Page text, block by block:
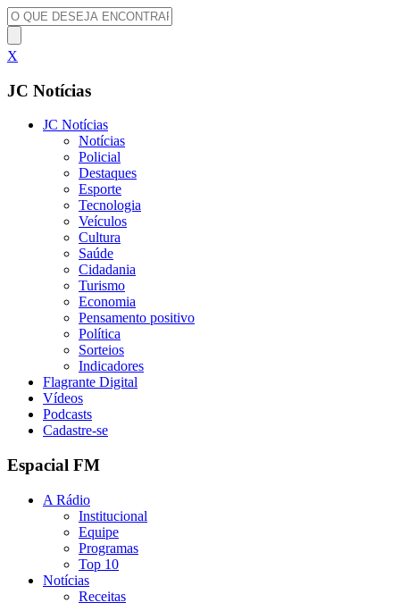
X
JC Notícias
JC Notícias
Notícias
Policial
Destaques
Esporte
Tecnologia
Veículos
Cultura
Saúde
Cidadania
Turismo
Economia
Pensamento positivo
Política
Sorteios
Indicadores
Flagrante Digital
Vídeos
Podcasts
Cadastre-se
Espacial FM
A Rádio
Institucional
Equipe
Programas
Top 10
Notícias
Receitas